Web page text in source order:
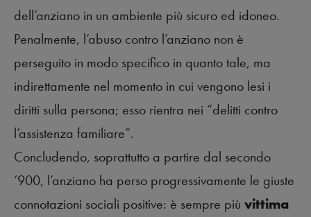
dell’anziano in un ambiente più sicuro ed idoneo.
Penalmente, l’abuso contro l’anziano non è
perseguito in modo specifico in quanto tale, ma
indirettamente nel momento in cui vengono lesi i
diritti sulla persona; esso rientra nei “delitti contro
l’assistenza familiare”.
Concludendo, soprattutto a partire dal secondo
‘900, l’anziano ha perso progressivamente le giuste
connotazioni sociali positive: è sempre più vittima